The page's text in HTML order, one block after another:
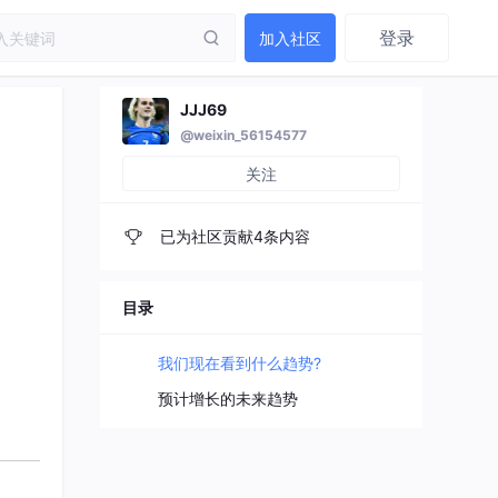
加入社区 登录
JJJ69
@weixin_56154577
关注
已为社区贡献4条内容
目录
我们现在看到什么趋势?
预计增长的未来趋势